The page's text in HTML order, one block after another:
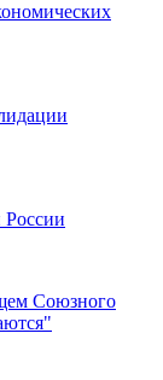
России
Союзного